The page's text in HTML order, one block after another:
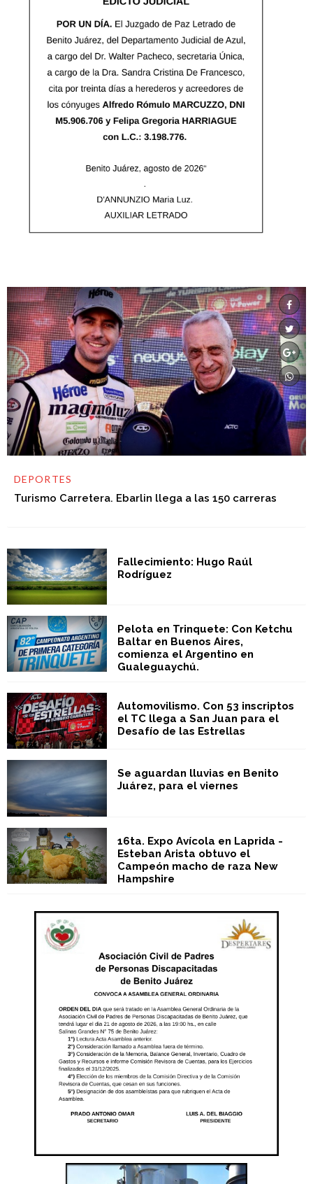
DEPORTES
Turismo Carretera. Ebarlin llega a las 150 carreras
Fallecimiento: Hugo Raúl
Rodríguez
Pelota en Trinquete: Con Ketchu
Baltar en Buenos Aires,
comienza el Argentino en
Gualeguaychú.
Automovilismo. Con 53 inscriptos
el TC llega a San Juan para el
Desafío de las Estrellas
Se aguardan lluvias en Benito
Juárez, para el viernes
16ta. Expo Avícola en Laprida -
Esteban Arista obtuvo el
Campeón macho de raza New
Hampshire